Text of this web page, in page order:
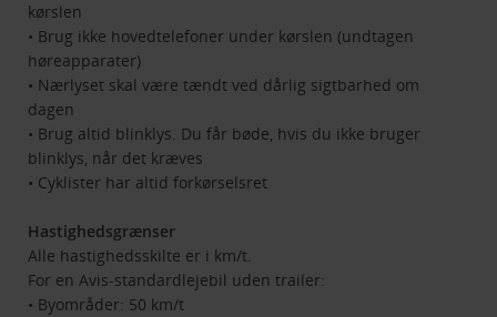
kørslen
• Brug ikke hovedtelefoner under kørslen (undtagen
høreapparater)
• Nærlyset skal være tændt ved dårlig sigtbarhed om
dagen
• Brug altid blinklys. Du får bøde, hvis du ikke bruger
blinklys, når det kræves
• Cyklister har altid forkørselsret
Hastighedsgrænser
Alle hastighedsskilte er i km/t.
For en Avis-standardlejebil uden trailer:
• Byområder: 50 km/t